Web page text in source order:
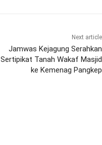
Next article
Jamwas Kejagung Serahkan
Sertipikat Tanah Wakaf Masjid
ke Kemenag Pangkep